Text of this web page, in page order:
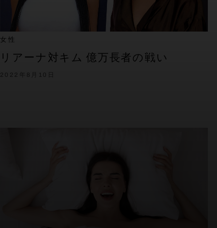
女性
リアーナ対キム 億万長者の戦い
2022年8月10日